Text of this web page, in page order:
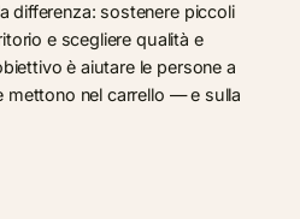
differenza: sostenere piccoli
e scegliere qualità e
è aiutare le persone a
mettono nel carrello — e sulla